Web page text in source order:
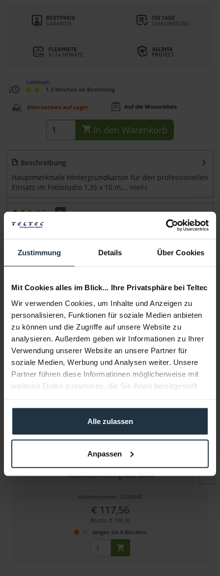
Zustimmung Details Über Cookies
Mit Cookies alles im Blick... Ihre Privatsphäre bei Teltec
Wir verwenden Cookies, um Inhalte und Anzeigen zu
personalisieren, Funktionen für soziale Medien anbieten
zu können und die Zugriffe auf unsere Website zu
analysieren. Außerdem geben wir Informationen zu Ihrer
Verwendung unserer Website an unsere Partner für
soziale Medien, Werbung und Analysen weiter. Unsere
Partner führen diese Informationen möglicherweise mit
weiteren Daten zusammen, die Sie ihnen bereitgestellt
gesammelt haben.
Alle zulassen
Anpassen
Lieferzeit:
1-2 Wochen ab Bestellung
Alternativen auf Lager Auf die Wunschliste
In den Warenkorb
Beschreibung
Hauptmerkmale Hintergrundkarton für den professionellen
Einsatz im Fotostudio 1,35 x 10 m,... mehr
Zubehör
2
Zubehör und Empfehlungen
Beratung
Medien
Infos zu Hersteller & Produktsicherheit
Folgende Infos zum Hersteller sind verfübar...... mehr
Weitere Artikel von walimex pro ansehen
walimex pro Fotomotiv-Hintergrund Grass, 3x6m
Fotomotiv-Hintergrund 3x6m
Artikelnummer: 12293642
€ 117,56
Brutto: € 139,90
länger als 4 Wochen